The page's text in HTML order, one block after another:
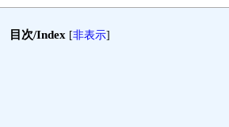
目次/Index [非表示]